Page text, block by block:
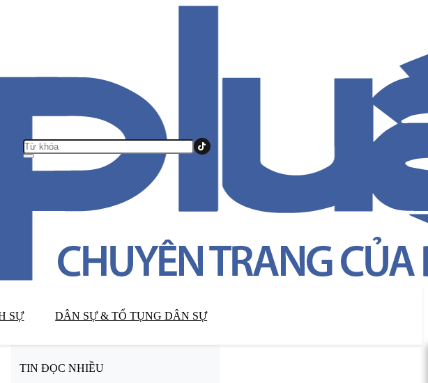
SỰ DÂN SỰ & TỐ TỤNG DÂN SỰ
TIN ĐỌC NHIỀU